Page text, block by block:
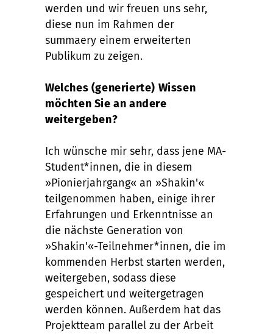
werden und wir freuen uns sehr,
diese nun im Rahmen der
summaery einem erweiterten
Publikum zu zeigen.
Welches (generierte) Wissen
möchten Sie an andere
weitergeben?
Ich wünsche mir sehr, dass jene MA-
Student*innen, die in diesem
»Pionierjahrgang« an »Shakin'«
teilgenommen haben, einige ihrer
Erfahrungen und Erkenntnisse an
die nächste Generation von
»Shakin'«-Teilnehmer*innen, die im
kommenden Herbst starten werden,
weitergeben, sodass diese
gespeichert und weitergetragen
werden können. Außerdem hat das
Projektteam parallel zu der Arbeit